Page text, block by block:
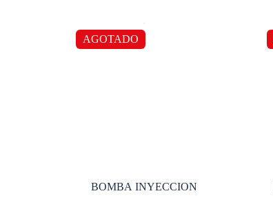
AGOTADO
BOMBA INYECCION